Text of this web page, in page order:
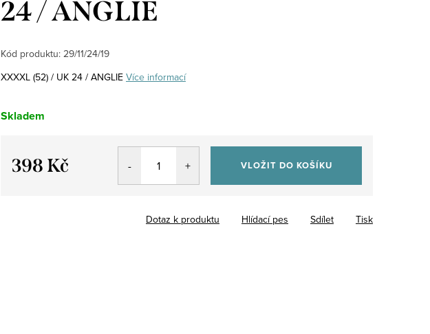
24 / ANGLIE
Kód produktu: 29/11/24/19
XXXXL (52) / UK 24 / ANGLIE Více informací
Skladem
398 Kč VLOŽIT DO KOŠÍKU
Tisk
Dotaz k produktu Hlídací pes Sdílet